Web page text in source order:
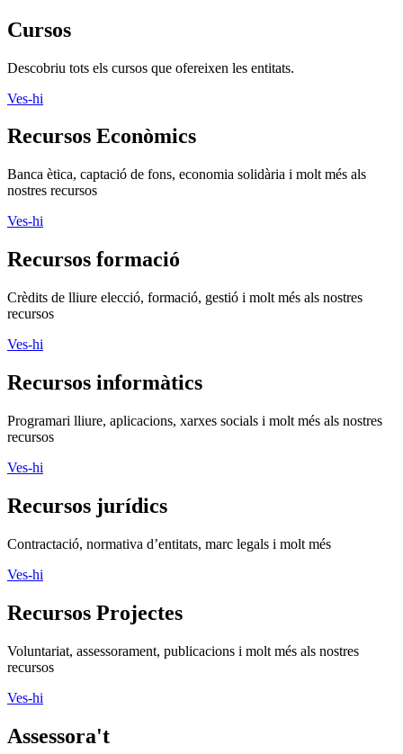
Cursos
Descobriu tots els cursos que ofereixen les entitats.
Ves-hi
Recursos Econòmics
Banca ètica, captació de fons, economia solidària i molt més als
nostres recursos
Ves-hi
Recursos formació
Crèdits de lliure elecció, formació, gestió i molt més als nostres
recursos
Ves-hi
Recursos informàtics
Programari lliure, aplicacions, xarxes socials i molt més als nostres
recursos
Ves-hi
Recursos jurídics
Contractació, normativa d’entitats, marc legals i molt més
Ves-hi
Recursos Projectes
Voluntariat, assessorament, publicacions i molt més als nostres
recursos
Ves-hi
Assessora't